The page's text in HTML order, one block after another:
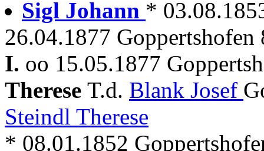
Sigl Johann *
26.04.1877 Goppertshofen
I. oo 15.05.1877
Therese T.d. Blank Josef
Steindl Therese
* 08.01.1852